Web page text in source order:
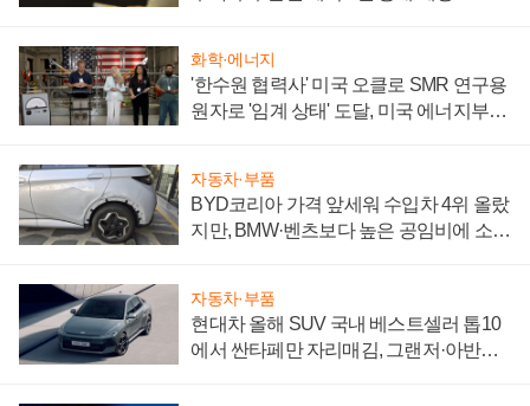
화학·에너지
'한수원 협력사' 미국 오클로 SMR 연구용
원자로 '임계 상태' 도달, 미국 에너지부
자동차·부품
BYD코리아 가격 앞세워 수입차 4위 올랐
지만, BMW·벤츠보다 높은 공임비에 소비
자동차·부품
현대차 올해 SUV 국내 베스트셀러 톱10
에서 싼타페만 자리매김, 그랜저·아반떼